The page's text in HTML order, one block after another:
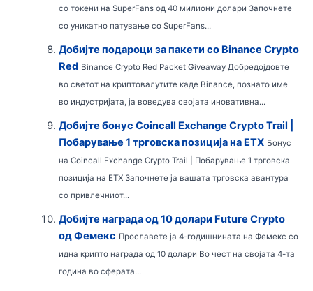
со токени на SuperFans од 40 милиони долари Започнете
со уникатно патување со SuperFans...
Добијте подароци за пакети со Binance Crypto
Red Binance Crypto Red Packet Giveaway Добредојдовте
во светот на криптовалутите каде Binance, познато име
во индустријата, ја воведува својата иновативна...
Добијте бонус Coincall Exchange Crypto Trail |
Побарување 1 трговска позиција на ЕТХ Бонус
на Coincall Exchange Crypto Trail | Побарување 1 трговска
позиција на ЕТХ Започнете ја вашата трговска авантура
со привлечниот...
Добијте награда од 10 долари Future Crypto
од Фемекс Прославете ја 4-годишнината на Фемекс со
идна крипто награда од 10 долари Во чест на својата 4-та
година во сферата...